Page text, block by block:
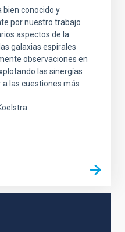
bien conocido y
por nuestro trabajo
aspectos de la
galaxias espirales
observaciones en
las sinergías
las cuestiones más